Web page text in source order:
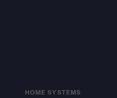
HOME SYSTEMS